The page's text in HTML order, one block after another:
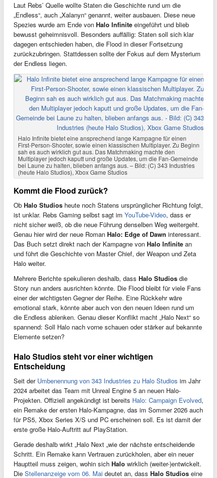
Laut Rebs’ Quelle wollte Staten die Geschichte rund um die
„Endless“, auch „Xalanyn“ genannt, weiter ausbauen. Diese neue
Spezies wurde am Ende von Halo Infinite eingeführt und blieb
bewusst geheimnisvoll. Besonders auffällig: Staten soll sich klar
dagegen entschieden haben, die Flood in dieser Fortsetzung
zurückzubringen. Stattdessen sollte der Fokus auf dem Mysterium
der Endless liegen.
Halo Infinite bietet eine ansprechend lange Kampagne für einen
First-Person-Shooter, sowie einen klassischen Multiplayer. Zu Beginn
sah es auch wirklich gut aus. Das Matchmaking machte den
Multiplayer jedoch kaputt und große Updates, um die Fan-Gemeinde
bei Laune zu halten, blieben anfangs aus. – Bild: (C) 343 Industries
(heute Halo Studios), Xbox Game Studios
Kommt die Flood zurück?
Ob Halo Studios heute noch Statens ursprünglicher Richtung folgt,
ist unklar. Rebs Gaming selbst sagt im YouTube-Video, dass er
nicht sicher weiß, ob die neue Führung denselben Weg weitergeht.
Genau hier wird der neue Roman Halo: Edge of Dawn interessant.
Das Buch setzt direkt nach der Kampagne von Halo Infinite an
und führt die Geschichte von Master Chief, der Weapon und Zeta
Halo weiter.
Mehrere Berichte spekulieren deshalb, dass Halo Studios die
Story nun anders ausrichten könnte. Die Flood bleibt für viele Fans
einer der wichtigsten Gegner der Reihe. Eine Rückkehr wäre
emotional stark, könnte aber auch von den neuen Ideen rund um
die Endless ablenken. Genau dieser Konflikt macht „Halo Next“ so
spannend: Soll Halo nach vorne schauen oder stärker auf bekannte
Elemente setzen?
Halo Studios steht vor einer wichtigen
Entscheidung
Seit der Umbenennung von 343 Industries zu Halo Studios im Jahr
2024 arbeitet das Team mit Unreal Engine 5 an neuen Halo-
Projekten. Offiziell angekündigt ist bereits Halo: Campaign Evolved,
ein Remake der ersten Halo-Kampagne, das im Sommer 2026 auch
für PS5, Xbox Series X/S und PC erscheinen soll. Es ist damit der
erste große Halo-Auftritt auf PlayStation.
Gerade deshalb wirkt „Halo Next „wie der nächste entscheidende
Schritt. Ein Remake kann Vertrauen zurückholen, aber ein neuer
Hauptteil muss zeigen, wohin sich Halo wirklich (weiter-)entwickelt.
Die Stellenanzeige vom 06. Mai deutet an, dass Halo Studios eine